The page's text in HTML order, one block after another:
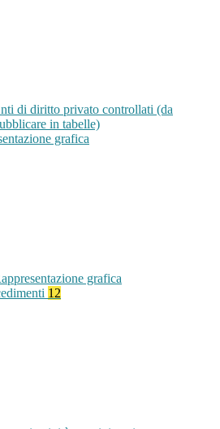
di diritto privato controllati (da
in tabelle)
grafica
grafica
12